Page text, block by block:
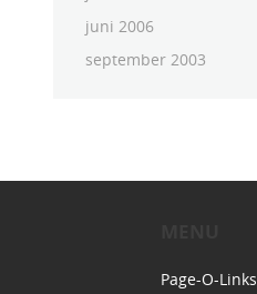
juni 2006
september 2003
Page-O-Links